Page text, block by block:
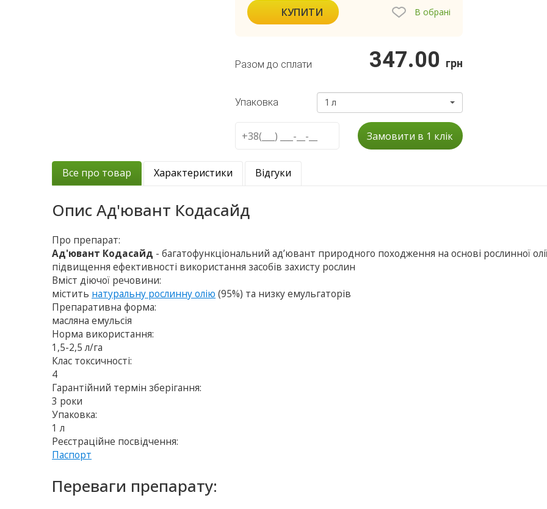
КУПИТИ В обрані
Разом до сплати 347.00 грн
Упаковка 1 л
Замовити в 1 клік
Все про товар Характеристики Відгуки
ОписАд'ювант Кодасайд
Про препарат:
Ад'ювант Кодасайд - багатофункціональний ад’ювант природного походження на основі рослинної
підвищення ефективності використання засобів захисту рослин
Вміст діючої речовини:
містить натуральну рослинну олію (95%) та низку емульгаторів
Препаративна форма:
масляна емульсія
Норма використання:
1,5-2,5 л/га
Клас токсичності:
4
Гарантійний термін зберігання:
3 роки
Упаковка:
1 л
Реєстраційне посвідчення:
Паспорт
Переваги препарату: